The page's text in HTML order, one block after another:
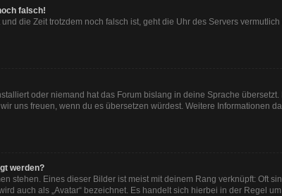
falsch!
die Zeit trotzdem noch falsch ist, geht die Uhr des Servers
oder niemand hat das Forum bislang in deine Sprache
uns freuen, wenn du es übersetzen würdest. Weitere Informationen
werden?
stehen. Eines dieser Bilder ist meist mit deinem Rang verknüpft: Oft
auch als „Avatar“ bezeichnet. Es handelt sich hierbei in der Regel